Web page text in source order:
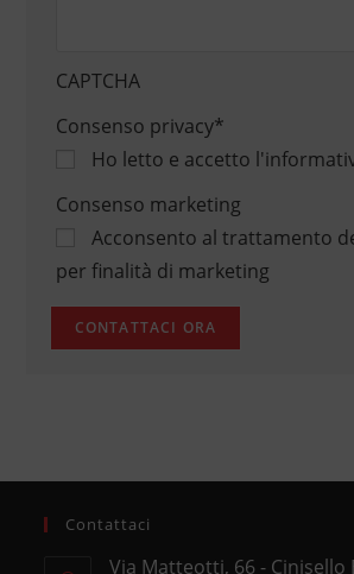
CAPTCHA
Consenso privacy*
Ho letto e accetto
Consenso marketing
Acconsento al trattamento
per finalità di marketing
Contattaci
Via Matteotti, 66 - Cinisello